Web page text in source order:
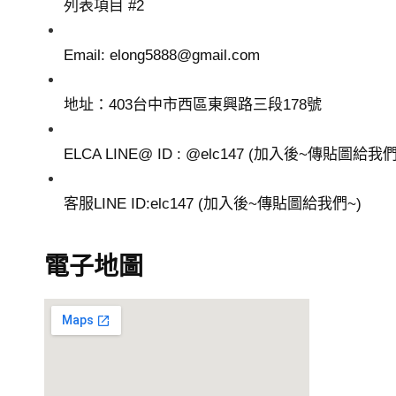
列表項目 #2
Email: elong5888@gmail.com
地址：403台中市西區東興路三段178號
ELCA LINE@ ID : @elc147 (加入後~傳貼圖給我
客服LINE ID:elc147 (加入後~傳貼圖給我們~)
電子地圖